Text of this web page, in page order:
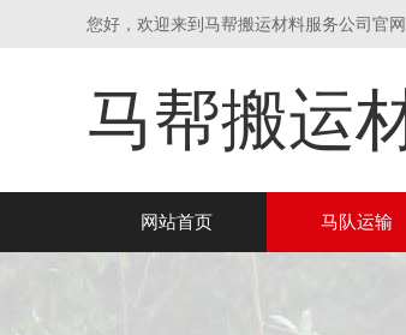
您好，欢迎来到马帮搬运材料服务公司官网
马帮搬运
网站首页 马队运输